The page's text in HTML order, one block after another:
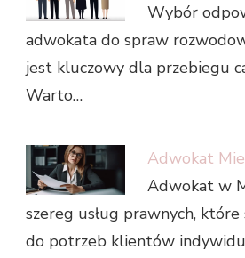
Wybór
adwokata do spraw
jest kluczowy dla przebiegu
Warto…
Adwokat
Adwokat w
szereg usług prawnych,
do potrzeb klientów